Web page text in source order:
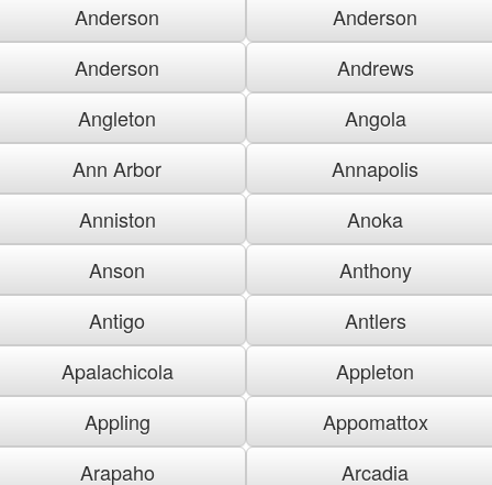
Anderson
Anderson
Anderson
Andrews
Angleton
Angola
Ann Arbor
Annapolis
Anniston
Anoka
Anson
Anthony
Antigo
Antlers
Apalachicola
Appleton
Appling
Appomattox
Arapaho
Arcadia